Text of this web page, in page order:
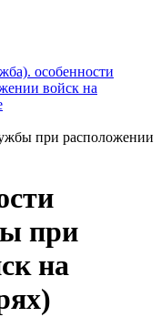
особенности
войск на
при расположении
при
на